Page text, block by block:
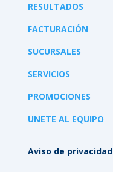
RESULTADOS
FACTURACIÓN
SUCURSALES
SERVICIOS
PROMOCIONES
UNETE AL EQUIPO
Aviso de privacidad